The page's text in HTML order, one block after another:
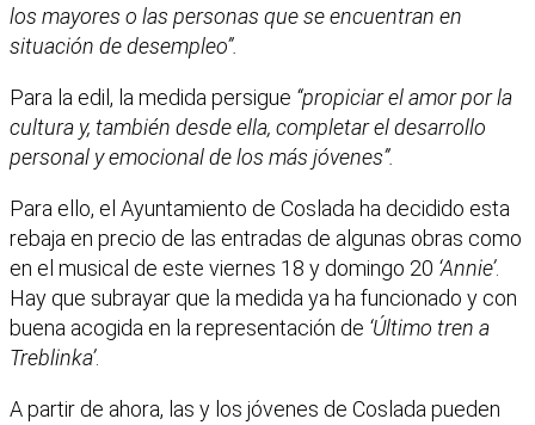
los mayores o las personas que se encuentran en
situación de desempleo”.
Para la edil, la medida persigue “propiciar el amor por la
cultura y, también desde ella, completar el desarrollo
personal y emocional de los más jóvenes”.
Para ello, el Ayuntamiento de Coslada ha decidido esta
rebaja en precio de las entradas de algunas obras como
en el musical de este viernes 18 y domingo 20 ‘Annie’.
Hay que subrayar que la medida ya ha funcionado y con
buena acogida en la representación de ‘Último tren a
Treblinka’.
A partir de ahora, las y los jóvenes de Coslada pueden